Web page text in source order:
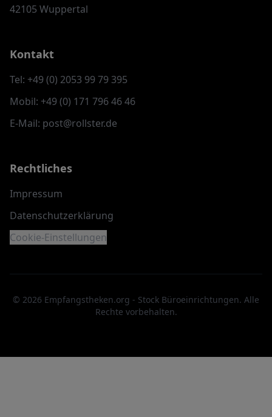
42105 Wuppertal
Kontakt
Tel: +49 (0) 2053 99 79 395
Mobil: +49 (0) 171 796 46 46
E-Mail: post@rollster.de
Rechtliches
Impressum
Datenschutzerklärung
Cookie-Einstellungen
© 2026 Empfangstheken.org - Stock Büroeinrichtungen. Alle
Rechte vorbehalten.